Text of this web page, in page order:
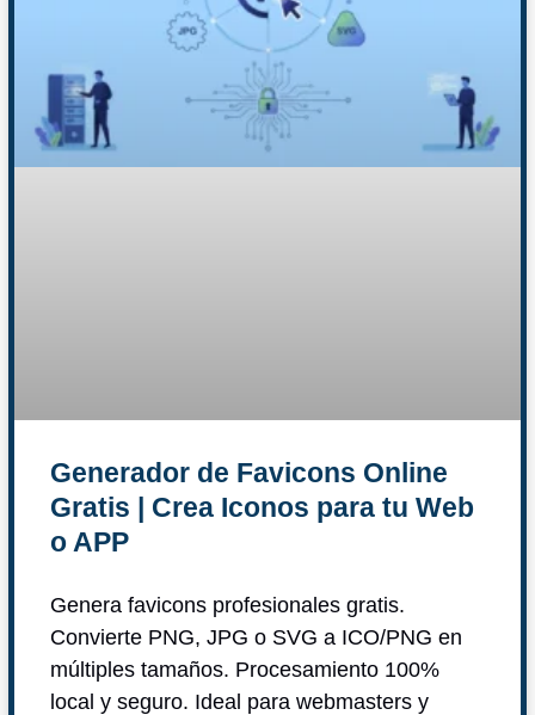
Generador de Favicons Online
Gratis | Crea Iconos para tu Web
o APP
Genera favicons profesionales gratis.
Convierte PNG, JPG o SVG a ICO/PNG en
múltiples tamaños. Procesamiento 100%
local y seguro. Ideal para webmasters y